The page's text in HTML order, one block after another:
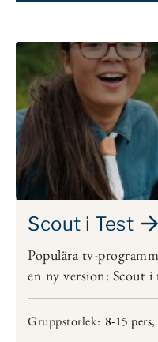
Scout i Test
Populära tv-
en ny version: Scout i
Gruppstorlek: 8-15 pers,